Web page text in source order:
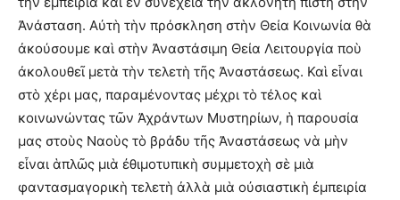
Ἀνάσταση. Αὐτὴ τὴν πρόσκληση στὴν Θεία Κοινωνία θὰ
ἀκούσουμε καὶ στὴν Ἀναστάσιμη Θεία Λειτουργία ποὺ
ἀκολουθεῖ μετὰ τὴν τελετὴ τῆς Ἀναστάσεως. Καὶ εἶναι
στὸ χέρι μας, παραμένοντας μέχρι τὸ τέλος καὶ
κοινωνώντας τῶν Ἀχράντων Μυστηρίων, ἡ παρουσία
μας στοὺς Ναοὺς τὸ βράδυ τῆς Ἀναστάσεως νὰ μὴν
εἶναι ἁπλῶς μιὰ ἐθιμοτυπικὴ συμμετοχὴ σὲ μιὰ
φαντασμαγορικὴ τελετὴ ἀλλὰ μιὰ οὐσιαστικὴ ἐμπειρία